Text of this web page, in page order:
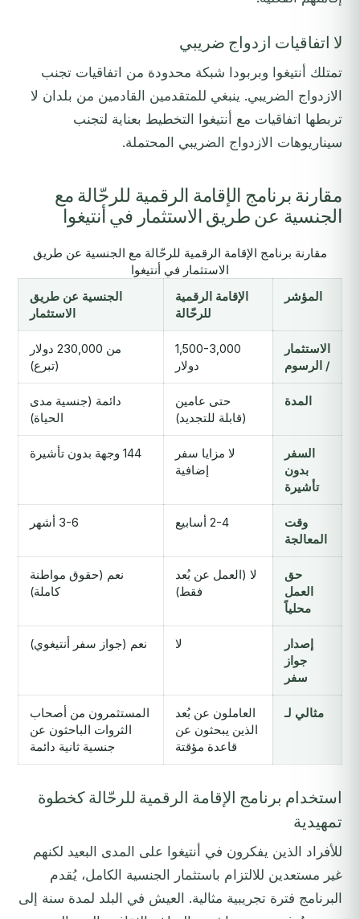
لا اتفاقيات ازدواج ضريبي
تمتلك أنتيغوا وبربودا شبكة محدودة من اتفاقيات تجنب
الازدواج الضريبي. ينبغي للمتقدمين القادمين من بلدان لا
تربطها اتفاقيات مع أنتيغوا التخطيط بعناية لتجنب
سيناريوهات الازدواج الضريبي المحتملة.
مقارنة برنامج الإقامة الرقمية للرحّالة مع
الجنسية عن طريق الاستثمار في أنتيغوا
مقارنة برنامج الإقامة الرقمية للرحّالة مع الجنسية عن طريق
الاستثمار في أنتيغوا
المؤشر
الإقامة الرقمية
للرحّالة
الجنسية عن طريق
الاستثمار
الاستثمار
/ الرسوم
1,500-3,000
دولار
من 230,000 دولار
(تبرع)
المدة
حتى عامين
(قابلة للتجديد)
دائمة (جنسية مدى
الحياة)
السفر
بدون
تأشيرة
لا مزايا سفر
إضافية
144 وجهة بدون تأشيرة
وقت
المعالجة
2-4 أسابيع 3-6 أشهر
حق
العمل
محلياً
لا (العمل عن بُعد
فقط)
نعم (حقوق مواطنة
كاملة)
إصدار
جواز
سفر
لا نعم (جواز سفر أنتيغوي)
مثالي لـ
العاملون عن بُعد
الذين يبحثون عن
قاعدة مؤقتة
المستثمرون من أصحاب
الثروات الباحثون عن
جنسية ثانية دائمة
استخدام برنامج الإقامة الرقمية للرحّالة كخطوة
تمهيدية
للأفراد الذين يفكرون في أنتيغوا على المدى البعيد لكنهم
غير مستعدين للالتزام باستثمار الجنسية الكامل، يُقدم
البرنامج فترة تجريبية مثالية. العيش في البلد لمدة سنة إلى